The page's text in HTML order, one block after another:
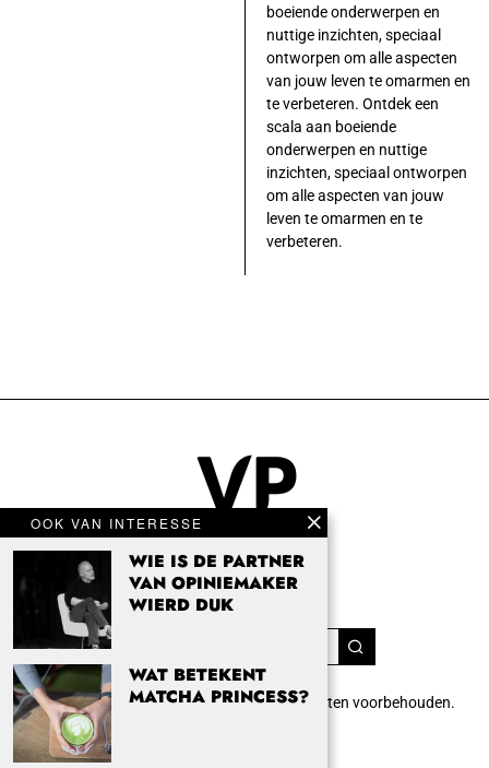
OOK VAN INTERESSE
WIE IS DE PARTNER
VAN OPINIEMAKER
WIERD DUK
WAT BETEKENT
MATCHA PRINCESS?
boeiende onderwerpen en
nuttige inzichten, speciaal
ontworpen om alle aspecten
van jouw leven te omarmen en
te verbeteren. Ontdek een
scala aan boeiende
onderwerpen en nuttige
inzichten, speciaal ontworpen
om alle aspecten van jouw
leven te omarmen en te
verbeteren.
Copyright 2024 Vrouwenpassie.nl. Alle rechten voorbehouden.